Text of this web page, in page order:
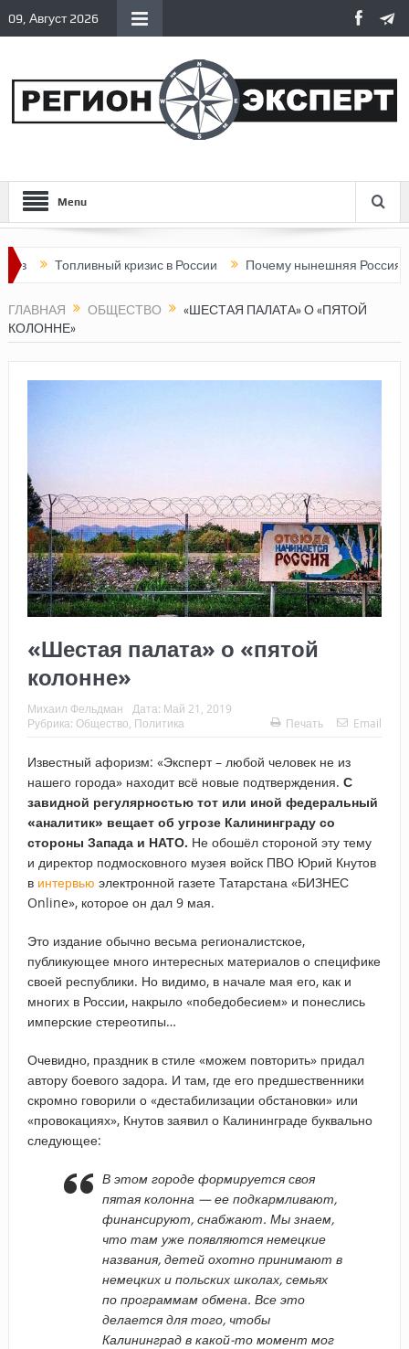
09, Август 2026
Menu
кризис в России Почему нынешняя Россия стала
ГЛАВНАЯ ОБЩЕСТВО
«ШЕСТАЯ ПАЛАТА» О «ПЯТОЙ
КОЛОННЕ»
«Шестая палата» о «пятой
колонне»
Михаил Фельдман Дата: Май 21, 2019
Рубрика: Общество Политика Печать Email
Известный афоризм: «Эксперт – любой человек не из
нашего города» находит всё новые подтверждения. С
завидной регулярностью тот или иной федеральный
«аналитик» вещает об угрозе Калининграду со
стороны Запада и НАТО. Не обошёл стороной эту тему
и директор подмосковного музея войск ПВО Юрий Кнутов
в интервью электронной газете Татарстана «БИЗНЕС
Online», которое он дал 9 мая.
Это издание обычно весьма регионалистское,
публикующее много интересных материалов о специфике
своей республики. Но видимо, в начале мая его, как и
многих в России, накрыло «победобесием» и понеслись
имперские стереотипы…
Очевидно, праздник в стиле «можем повторить» придал
автору боевого задора. И там, где его предшественники
скромно говорили о «дестабилизации обстановки» или
«провокациях», Кнутов заявил о Калининграде буквально
следующее:
В этом городе формируется своя
пятая колонна — ее подкармливают,
финансируют, снабжают. Мы знаем,
что там уже появляются немецкие
названия, детей охотно принимают в
немецких и польских школах, семьях
по программам обмена. Все это
делается для того, чтобы
Калининград в какой-то момент мог